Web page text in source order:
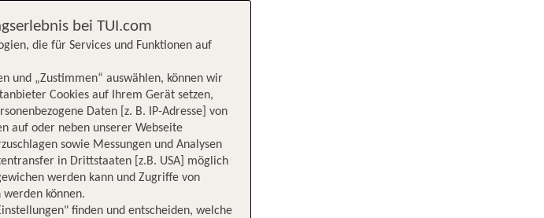
bei TUI.com
die für Services und Funktionen auf
und „Zustimmen“ auswählen, können wir
Cookies auf Ihrem Gerät setzen,
Daten [z. B. IP-Adresse] von
auf oder neben unserer Webseite
sowie Messungen und Analysen
in Drittstaaten [z.B. USA] möglich
werden kann und Zugriffe von
können.
finden und entscheiden, welche